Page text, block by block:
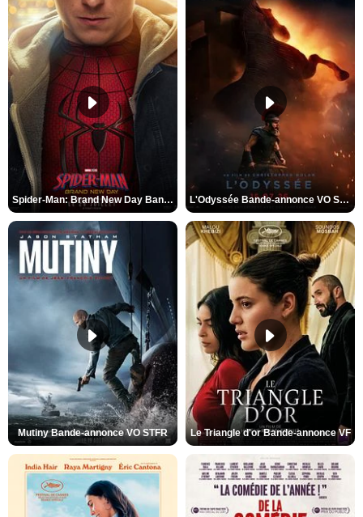
Spider-Man: Brand New Day Bande-annonce VO STFR L'Odyssée Bande-annonce VO STFR
Mutiny Bande-annonce VO STFR Le Triangle d'or Bande-annonce VF